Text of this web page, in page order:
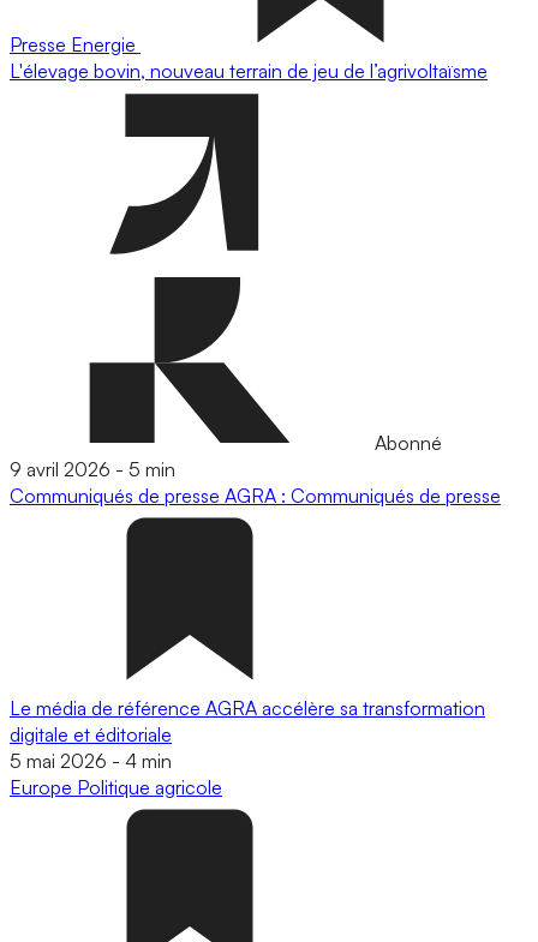
Presse Energie
L'élevage bovin, nouveau terrain de jeu de l’agrivoltaïsme
Abonné
9 avril 2026 - 5 min
Communiqués de presse AGRA : Communiqués de presse
Le média de référence AGRA accélère sa transformation
digitale et éditoriale
5 mai 2026 - 4 min
Europe Politique agricole